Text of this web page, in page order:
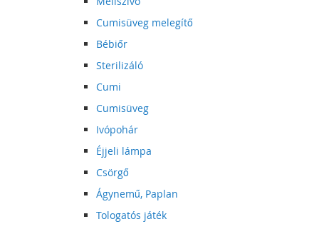
Cumisüveg melegítő
Bébiőr
Sterilizáló
Cumi
Cumisüveg
Ivópohár
Éjjeli lámpa
Csörgő
Ágynemű, Paplan
Tologatós játék